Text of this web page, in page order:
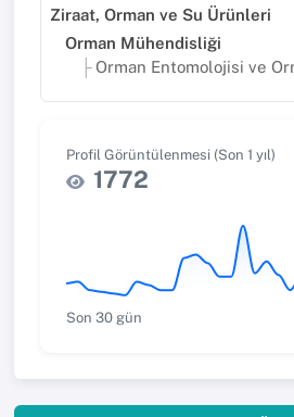
Ziraat, Orman ve Su Ürünleri
Orman Mühendisliği
Orman Entomolojisi ve
Profil Görüntülenmesi (Son 1 yıl)
1772
Son 30 gün